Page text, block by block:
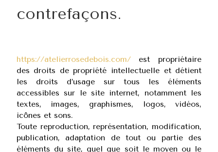
contrefaçons.
https://atelierrosedebois.com/est propriétaire
des droits de propriété intellectuelle et détient
les droits d’usage sur tous les éléments
accessibles sur le site internet, notamment les
textes, images, graphismes, logos, vidéos,
icônes et sons.
Toute reproduction, représentation, modification,
publication, adaptation de tout ou partie des
éléments du site, quel que soit le moyen ou le